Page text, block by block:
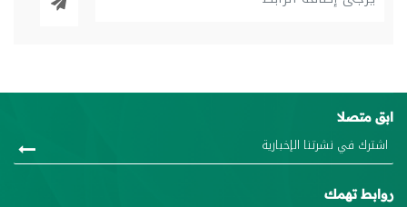
ابق متصلا
روابط تهمك